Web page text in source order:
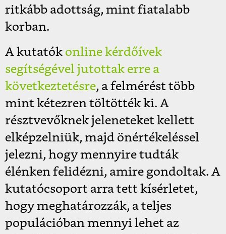
ritkább adottság, mint fiatalabb
korban.
A kutatók online kérdőívek
segítségével jutottak erre a
következtetésre, a felmérést több
mint kétezren töltötték ki. A
résztvevőknek jeleneteket kellett
elképzelniük, majd önértékeléssel
jelezni, hogy mennyire tudták
élénken felidézni, amire gondoltak. A
kutatócsoport arra tett kísérletet,
hogy meghatározzák, a teljes
populációban mennyi lehet az